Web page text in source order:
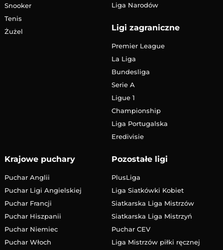
Snooker
Tenis
Żużel
Liga Narodów
Ligi zagraniczne
Premier League
La Liga
Bundesliga
Serie A
Ligue 1
Championship
Liga Portugalska
Eredivisie
Krajowe puchary
Puchar Anglii
Puchar Ligi Angielskiej
Puchar Francji
Puchar Hiszpanii
Puchar Niemiec
Puchar Włoch
Pozostałe ligi
PlusLiga
Liga Siatkówki Kobiet
Siatkarska Liga Mistrzów
Siatkarska Liga Mistrzyń
Puchar CEV
Liga Mistrzów piłki ręcznej